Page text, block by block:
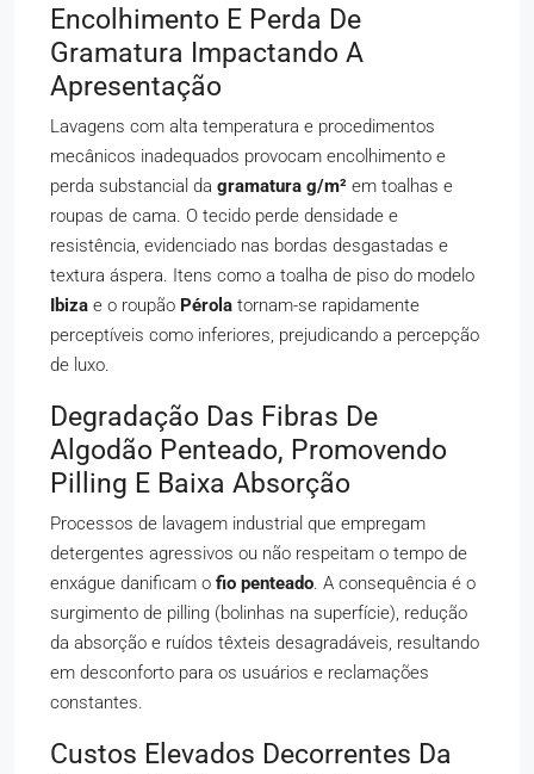
Encolhimento E Perda De
Gramatura Impactando A
Apresentação
Lavagens com alta temperatura e procedimentos
mecânicos inadequados provocam encolhimento e
perda substancial da gramatura g/m² em toalhas e
roupas de cama. O tecido perde densidade e
resistência, evidenciado nas bordas desgastadas e
textura áspera. Itens como a toalha de piso do modelo
Ibiza e o roupão Pérola tornam-se rapidamente
perceptíveis como inferiores, prejudicando a percepção
de luxo.
Degradação Das Fibras De
Algodão Penteado, Promovendo
Pilling E Baixa Absorção
Processos de lavagem industrial que empregam
detergentes agressivos ou não respeitam o tempo de
enxágue danificam o fio penteado. A consequência é o
surgimento de pilling (bolinhas na superfície), redução
da absorção e ruídos têxteis desagradáveis, resultando
em desconforto para os usuários e reclamações
constantes.
Custos Elevados Decorrentes Da